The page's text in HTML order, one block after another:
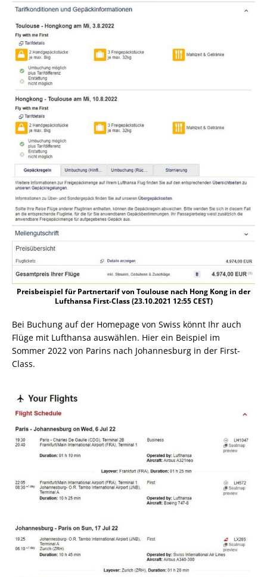
Preisbeispiel für Partnertarif von Toulouse nach Hong Kong in der
Lufthansa First-Class (23.10.2021 12:55 CEST)
Bei Buchung auf der Homepage von Swiss könnt Ihr auch
Flüge mit Lufthansa auswählen. Hier ein Beispiel im
Sommer 2022 von Parins nach Johannesburg in der First-
Class.